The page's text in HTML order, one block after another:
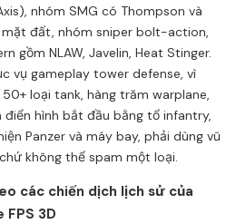
nhóm SMG có Thompson và
mặt đất, nhóm sniper bolt-action,
gồm NLAW, Javelin, Heat Stinger.
vụ gameplay tower defense, vì
loại tank, hàng trăm warplane,
hình bắt đầu bằng tổ infantry,
Panzer và máy bay, phải dùng vũ
không thể spam một loại.
các chiến dịch lịch sử của
3D